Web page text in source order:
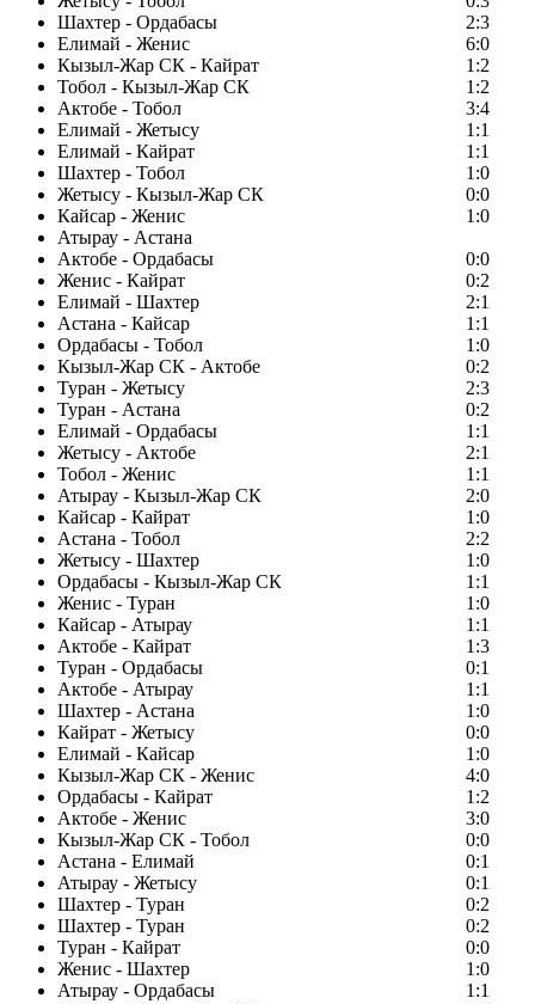
Шахтер - Ордабасы
2:3
Елимай - Женис
6:0
Кызыл-Жар СК - Кайрат
1:2
Тобол - Кызыл-Жар СК
1:2
Актобе - Тобол
3:4
Елимай - Жетысу
1:1
Елимай - Кайрат
1:1
Шахтер - Тобол
1:0
Жетысу - Кызыл-Жар СК
0:0
Кайсар - Женис
1:0
Атырау - Астана
Актобе - Ордабасы
0:0
Женис - Кайрат
0:2
Елимай - Шахтер
2:1
Астана - Кайсар
1:1
Ордабасы - Тобол
1:0
Кызыл-Жар СК - Актобе
0:2
Туран - Жетысу
2:3
Туран - Астана
0:2
Елимай - Ордабасы
1:1
Жетысу - Актобе
2:1
Тобол - Женис
1:1
Атырау - Кызыл-Жар СК
2:0
Кайсар - Кайрат
1:0
Астана - Тобол
2:2
Жетысу - Шахтер
1:0
Ордабасы - Кызыл-Жар СК
1:1
Женис - Туран
1:0
Кайсар - Атырау
1:1
Актобе - Кайрат
1:3
Туран - Ордабасы
0:1
Актобе - Атырау
1:1
Шахтер - Астана
1:0
Кайрат - Жетысу
0:0
Елимай - Кайсар
1:0
Кызыл-Жар СК - Женис
4:0
Ордабасы - Кайрат
1:2
Актобе - Женис
3:0
Кызыл-Жар СК - Тобол
0:0
Астана - Елимай
0:1
Атырау - Жетысу
0:1
Шахтер - Туран
0:2
Шахтер - Туран
0:2
Туран - Кайрат
0:0
Женис - Шахтер
1:0
Атырау - Ордабасы
1:1